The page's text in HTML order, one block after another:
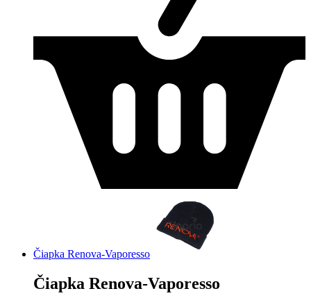
Čiapka Renova-Vaporesso
Čiapka Renova-Vaporesso